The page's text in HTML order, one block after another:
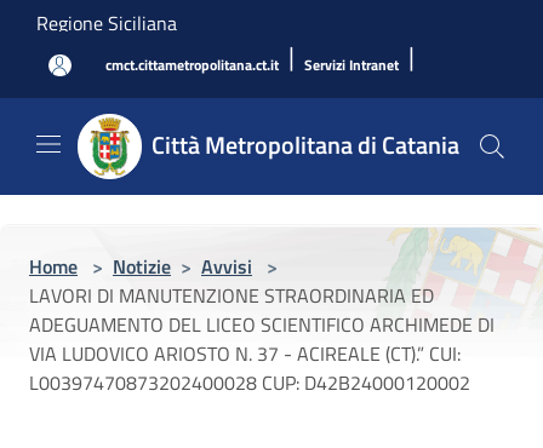
Salta al contenuto principale
Regione Siciliana
cmct.cittametropolitana.ct.it | Servizi Intranet |
Città Metropolitana di Catania
Home > Notizie > Avvisi >
LAVORI DI MANUTENZIONE STRAORDINARIA ED
ADEGUAMENTO DEL LICEO SCIENTIFICO ARCHIMEDE DI
VIA LUDOVICO ARIOSTO N. 37 - ACIREALE (CT).” CUI:
L00397470873202400028 CUP: D42B24000120002